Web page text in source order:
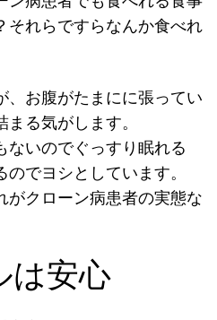
それらですらなんか食べれ
、お腹がたまにに張ってい
る気がします。
ないのでぐっすり眠れる
でヨシとしています。
がクローン病患者の実態な
は安心